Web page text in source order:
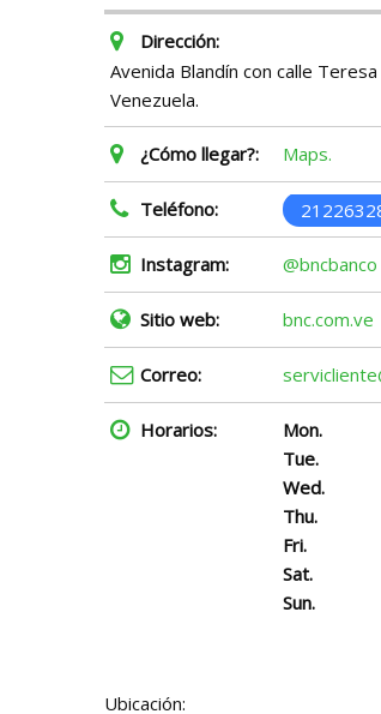
Dirección:
Avenida Blandín con calle
Venezuela.
¿Cómo llegar?: Maps.
Teléfono:
Instagram: @bncbanco
Sitio web: bnc.com.ve
Correo:
Horarios: Mon.
Tue.
Wed.
Thu.
Fri.
Sat.
Sun.
Ubicación: